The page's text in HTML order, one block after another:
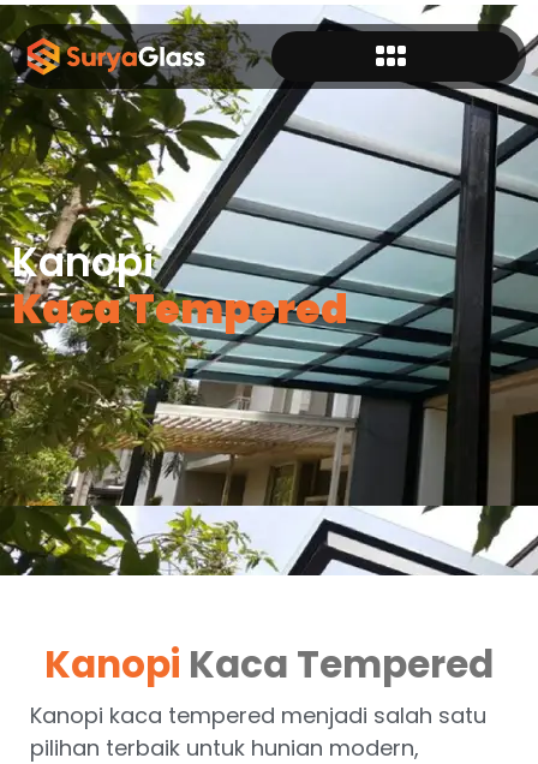
Kanopi
Kaca Tempered
Kanopi Kaca Tempered
Kanopi kaca tempered menjadi salah satu
pilihan terbaik untuk hunian modern,